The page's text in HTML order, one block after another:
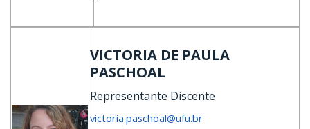
VICTORIA DE PAULA
PASCHOAL
Representante Discente
victoria.paschoal@ufu.br